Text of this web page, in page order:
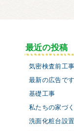
最近の投稿
気密検査前工事
最新の広告です
基礎工事
私たちの家づ
洗面化粧台設置